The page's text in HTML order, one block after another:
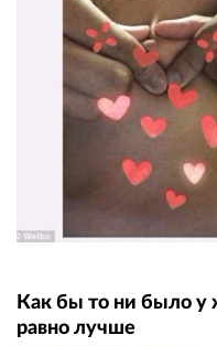
Как бы то ни было у
равно лучше